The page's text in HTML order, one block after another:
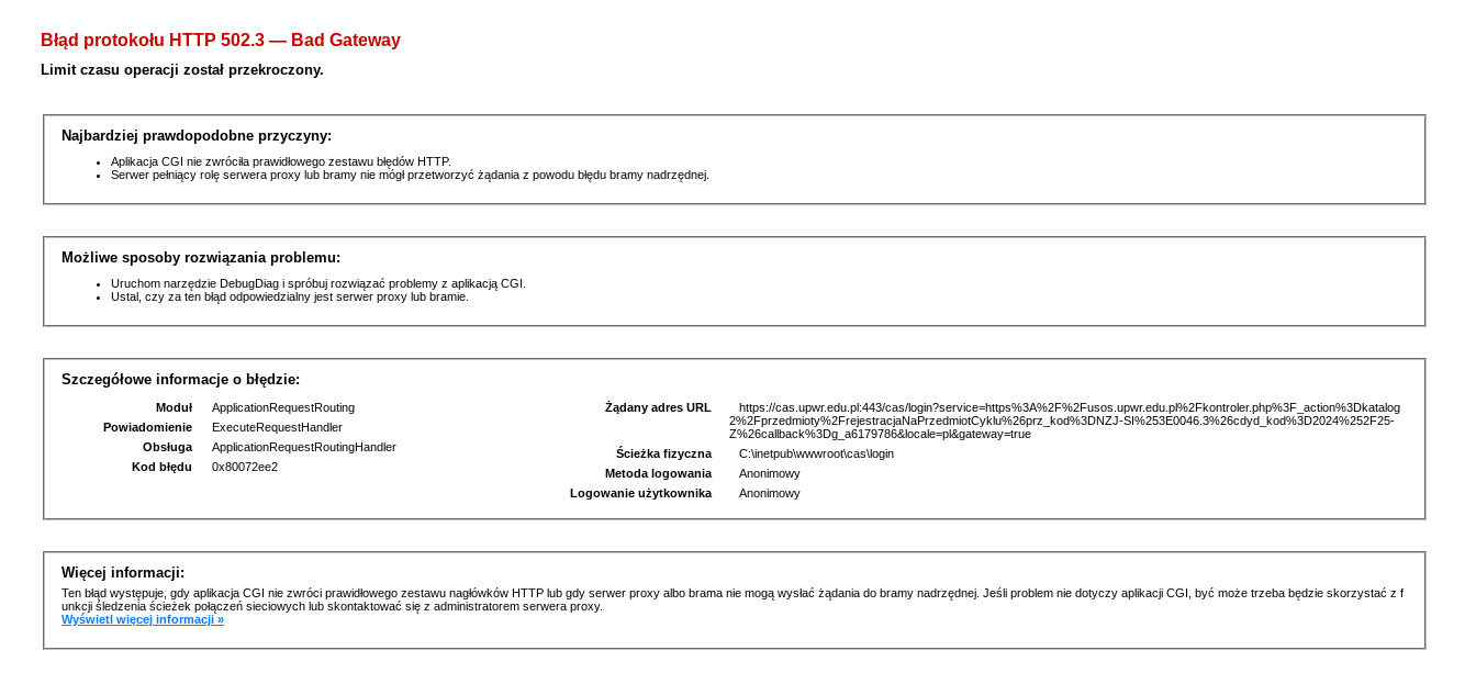
Błąd protokołu HTTP 502.3 — Bad Gateway
Limit czasu operacji został przekroczony.
Najbardziej prawdopodobne przyczyny:
Aplikacja CGI nie zwróciła prawidłowego zestawu błędów HTTP.
Serwer pełniący rolę serwera proxy lub bramy nie mógł przetworzyć żądania z powodu błędu bramy nadrzędnej.
Możliwe sposoby rozwiązania problemu:
Uruchom narzędzie DebugDiag i spróbuj rozwiązać problemy z aplikacją CGI.
Ustal, czy za ten błąd odpowiedzialny jest serwer proxy lub bramie.
Szczegółowe informacje o błędzie:
Moduł
ApplicationRequestRouting
Powiadomienie
ExecuteRequestHandler
Obsługa
ApplicationRequestRoutingHandler
Kod błędu
0x80072ee2
Żądany adres URL
https://cas.upwr.edu.pl:443/cas/login?service=https%3A%2F%2Fusos.upwr.edu.pl%2Fkontroler.php%3F_action%3Dkatalog
2%2Fprzedmioty%2FrejestracjaNaPrzedmiotCyklu%26prz_kod%3DNZJ-SI%253E0046.3%26cdyd_kod%3D2024%252F25-
Z%26callback%3Dg_a6179786&locale=pl&gateway=true
Ścieżka fizyczna
C:\inetpub\wwwroot\cas\login
Metoda logowania
Anonimowy
Logowanie użytkownika
Anonimowy
Więcej informacji:
Ten błąd występuje, gdy aplikacja CGI nie zwróci prawidłowego zestawu nagłówków HTTP lub gdy serwer proxy albo brama nie mogą wysłać żądania do bramy nadrzędnej. Jeśli problem nie dotyczy aplikacji CGI, być może trzeba będzie skorzystać z f
unkcji śledzenia ścieżek połączeń sieciowych lub skontaktować się z administratorem serwera proxy.
Wyświetl więcej informacji »